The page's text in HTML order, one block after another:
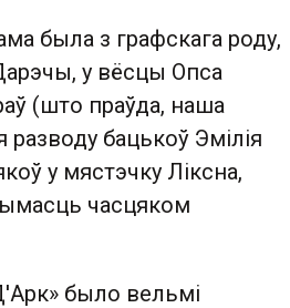
была з графскага роду,
у вёсцы Опса
(што праўда, наша
разводу бацькоў Эмілія
у мястэчку Ліксна,
часцяком
было вельмі